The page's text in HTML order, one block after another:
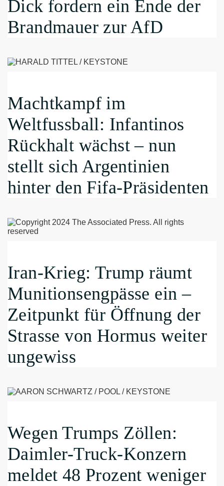
Dick fordern ein Ende der
Brandmauer zur AfD
Machtkampf im
Weltfussball: Infantinos
Rückhalt wächst – nun
stellt sich Argentinien
hinter den Fifa-Präsidenten
Iran-Krieg: Trump räumt
Munitionsengpässe ein –
Zeitpunkt für Öffnung der
Strasse von Hormus weiter
ungewiss
Wegen Trumps Zöllen:
Daimler-Truck-Konzern
meldet 48 Prozent weniger